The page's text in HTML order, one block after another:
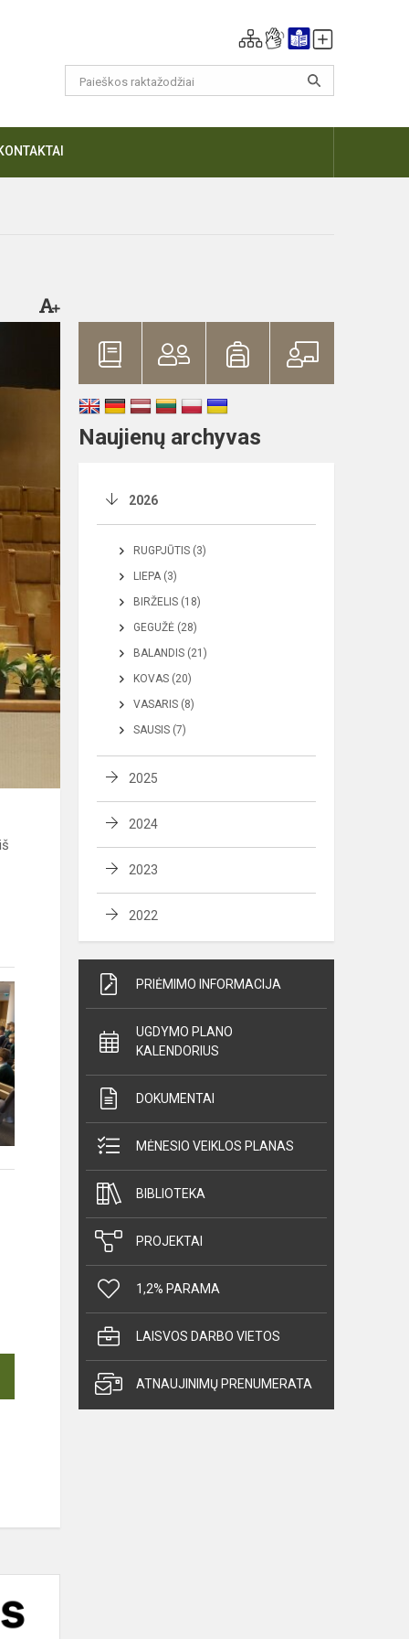
Naujienų archyvas
2026
RUGPJŪTIS (3)
LIEPA (3)
BIRŽELIS (18)
GEGUŽĖ (28)
BALANDIS (21)
KOVAS (20)
VASARIS (8)
SAUSIS (7)
2025
2024
2023
2022
PRIĖMIMO INFORMACIJA
UGDYMO PLANO
KALENDORIUS
DOKUMENTAI
MĖNESIO VEIKLOS PLANAS
BIBLIOTEKA
PROJEKTAI
1,2% PARAMA
LAISVOS DARBO VIETOS
ATNAUJINIMŲ PRENUMERATA